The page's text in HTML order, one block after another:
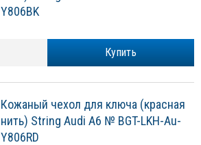
Y806BK
Купить
Кожаный чехол для ключа (красная
нить) String Audi A6 № BGT-LKH-Au-
Y806RD